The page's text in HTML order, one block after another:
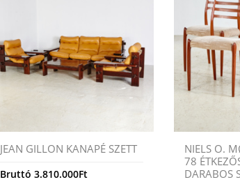
JEAN GILLON KANAPÉ SZETT
Bruttó3.810.000Ft
NIELS O.
78
DARABOS